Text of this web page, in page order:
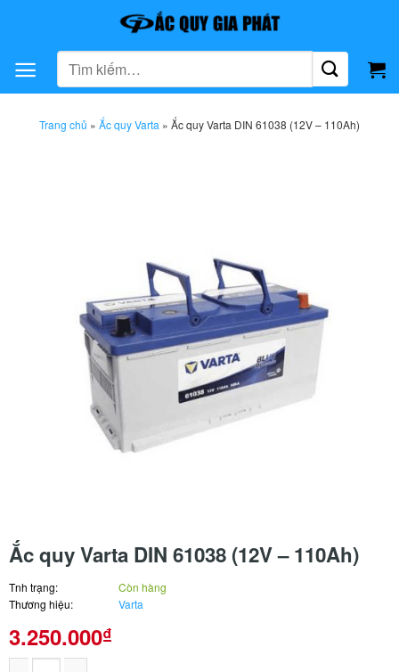
dung
Tìm
kiếm:
Trang chủ » Ắc quy Varta » Ắc quy Varta DIN 61038 (12V – 110Ah)
Ắc quy Varta DIN 61038 (12V – 110Ah)
Tnh trạng:
Còn hàng
Thương hiệu:
Varta
3.250.000₫